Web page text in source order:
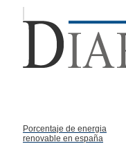
Porcentaje de energia
renovable en españa